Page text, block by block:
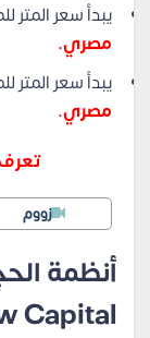
يبدأ سعر المتر
مصري.
يبدأ سعر المتر
مصري.
زووم
Capital